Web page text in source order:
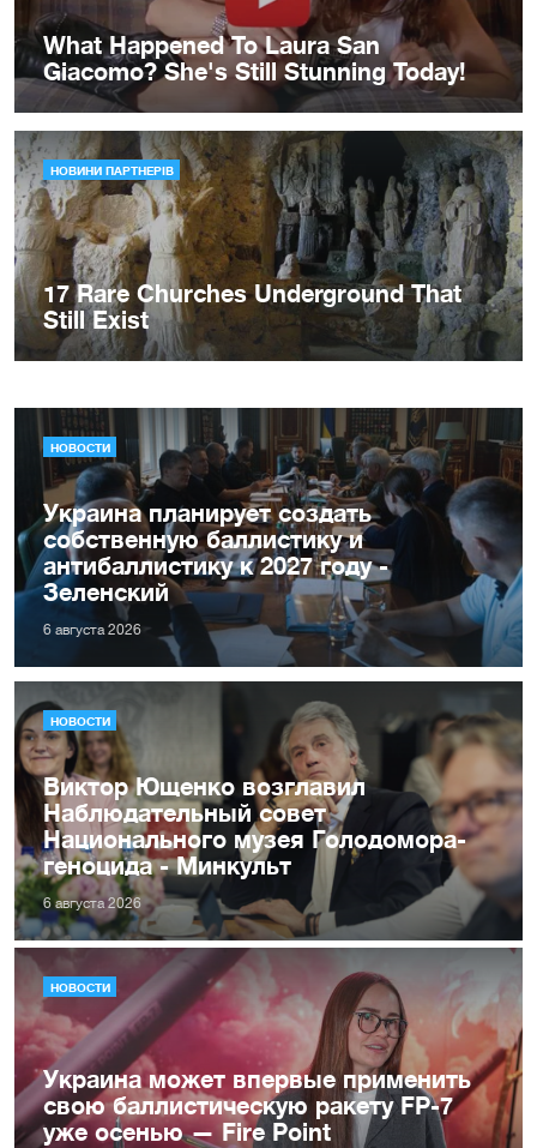
НОВОСТИ
Украина планирует создать
собственную баллистику и
антибаллистику к 2027 году -
Зеленский
6 августа 2026
НОВОСТИ
Виктор Ющенко возглавил
Наблюдательный совет
Национального музея Голодомора-
геноцида - Минкульт
6 августа 2026
НОВОСТИ
Украина может впервые применить
свою баллистическую ракету FP-7
уже осенью — Fire Point